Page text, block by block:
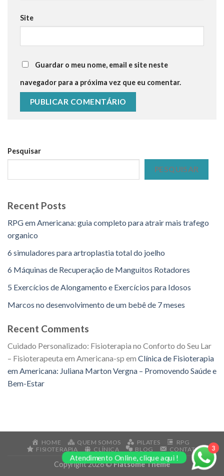
Site
Guardar o meu nome, email e site neste
navegador para a próxima vez que eu comentar.
Pesquisar
PESQUISAR
Recent Posts
RPG em Americana: guia completo para atrair mais trafego
organico
6 simuladores para artroplastia total do joelho
6 Máquinas de Recuperação de Manguitos Rotadores
5 Exercícios de Alongamento e Exercícios para Idosos
Marcos no desenvolvimento de um bebê de 7 meses
Recent Comments
Cuidado Personalizado: Fisioterapia no Conforto do Seu Lar
– Fisioterapeuta em Americana-sp em Clínica de Fisioterapia
em Americana: Juliana Marton Vergna – Promovendo Saúde e
Bem-Estar
HOME QUEM SOMOS PILATES
RPG
FISIOTERAPIA
CLÍNICA BLOG CONTATO
Copyright 2026 ©Flatsome Theme
3
Atendimento Online, clique aqui !